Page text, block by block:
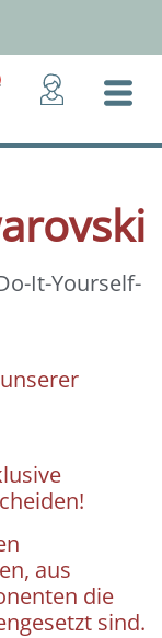
It-Yourself-
aus
die
sind.